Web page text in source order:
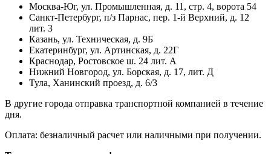
Москва-Юг, ул. Промышленная, д. 11, стр. 4, ворота 54
Санкт-Петербург, п/з Парнас, пер. 1-й Верхний, д. 12
лит. 3
Казань, ул. Техническая, д. 9Б
Екатеринбург, ул. Артинская, д. 22Г
Краснодар, Ростовское ш. 24 лит. А
Нижний Новгород, ул. Борская, д. 17, лит. Д
Тула, Ханинский проезд, д. 6/3
В другие города отправка транспортной компанией в течение
дня.
Оплата: безналичный расчет или наличными при получении.